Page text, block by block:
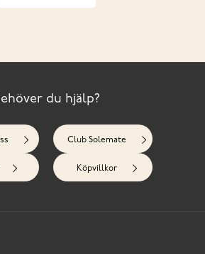
du hjälp?
Club Solemate
Köpvillkor